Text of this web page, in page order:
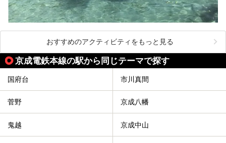
おすすめのアクティビティをもっと見る
京成電鉄本線の駅から同じテーマで探す
国府台 市川真間
菅野 京成八幡
鬼越 京成中山